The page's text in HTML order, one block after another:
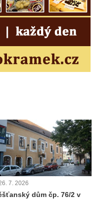
na
Pavla v
zboží
7. 2026
dům čp. 76/2 v